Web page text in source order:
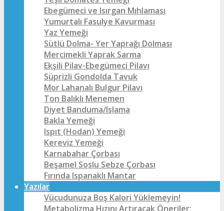
Ebegümeci ve Isırgan Mıhlaması
Yumurtalı Fasulye Kavurması
Yaz Yemeği
Sütlü Dolma- Yer Yaprağı Dolması
Mercimekli Yaprak Sarma
Ekşili Pilav-Ebegümeci Pilavı
Süprizli Gondolda Tavuk
Mor Lahanalı Bulgur Pilavı
Ton Balıklı Menemen
Diyet Banduma/Islama
Bakla Yemeği
Ispıt (Hodan) Yemeği
Kereviz Yemeği
Karnabahar Çorbası
Beşamel Soslu Sebze Çorbası
Fırında Ispanaklı Mantar
Yazılar
Vücudunuza Boş Kalori Yüklemeyin!
Metabolizma Hızını Artıracak Öneriler: